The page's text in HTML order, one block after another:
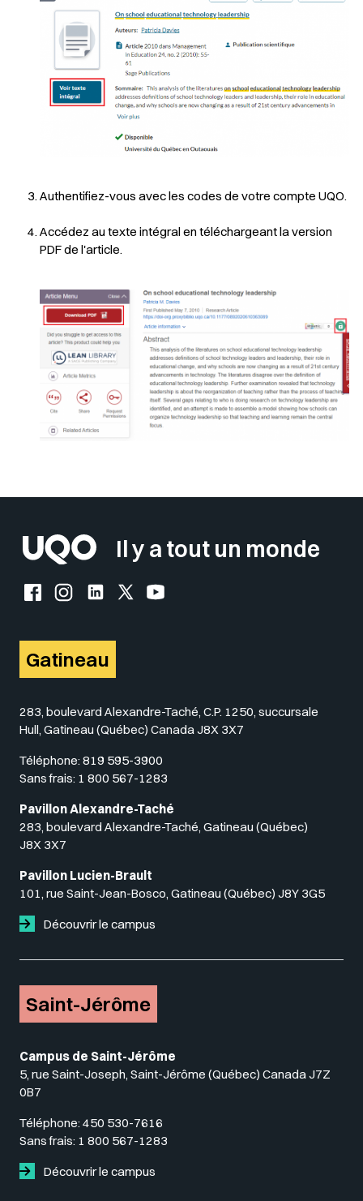
Authentifiez-vous avec les codes de votre compte UQO.
Accédez au texte intégral en téléchargeant la version
PDF de l'article.
Il y a tout un monde
Facebook de l'UQO
Instagram de l'UQO
LinkedIn de l'UQO
X (Twitter) de l'UQO
YouTube de l'UQO
Gatineau
283, boulevard Alexandre-Taché, C.P. 1250, succursale
Hull, Gatineau (Québec) Canada J8X 3X7
Téléphone: 819 595-3900
Sans frais: 1 800 567-1283
Pavillon Alexandre-Taché
283, boulevard Alexandre-Taché, Gatineau (Québec)
J8X 3X7
Pavillon Lucien-Brault
101, rue Saint-Jean-Bosco, Gatineau (Québec) J8Y 3G5
Découvrir le campus
Saint-Jérôme
Campus de Saint-Jérôme
5, rue Saint-Joseph, Saint-Jérôme (Québec) Canada J7Z
0B7
Téléphone: 450 530-7616
Sans frais: 1 800 567-1283
Découvrir le campus